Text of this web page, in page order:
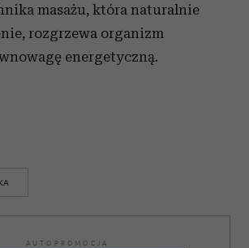
masażu, która naturalnie
rozgrzewa organizm
energetyczną.
AUTOPROMOCJA